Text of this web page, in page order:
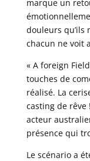
marque un
douleurs qu’ils
chacun ne voit
« A foreign
touches de
réalisé. La
casting de rêve
acteur
présence qui
Le scénario a